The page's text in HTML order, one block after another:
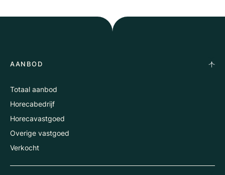
AANBOD
Totaal aanbod
Horecabedrijf
Horecavastgoed
Overige vastgoed
Verkocht